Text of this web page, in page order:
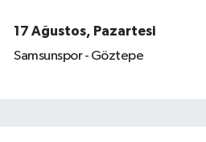
17 Ağustos, Pazartesi
Samsunspor - Göztepe